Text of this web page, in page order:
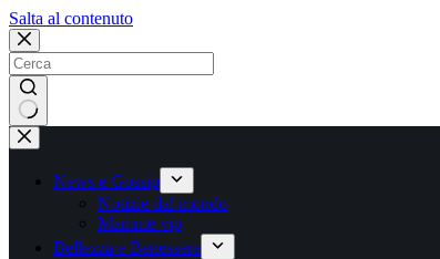
Salta al contenutoSalta
contenuto
Nessun
risultato
News e Gossip
Notizie dal mondo
Mamme vip
Bellezza e Benessere